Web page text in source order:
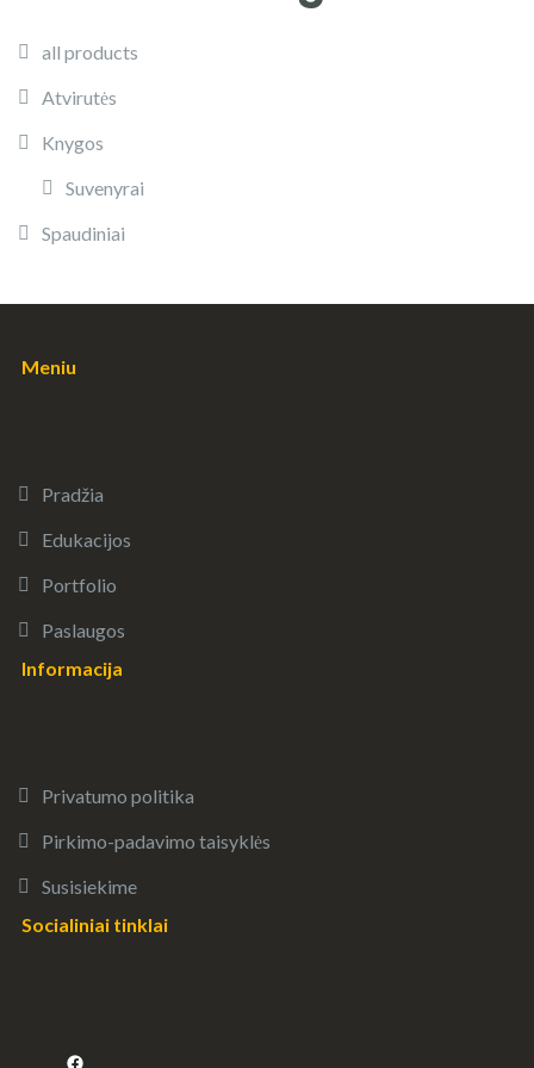
all products
Atvirutės
Knygos
Suvenyrai
Spaudiniai
Meniu
Pradžia
Edukacijos
Portfolio
Paslaugos
Informacija
Privatumo politika
Pirkimo-padavimo taisyklės
Susisiekime
Socialiniai tinklai